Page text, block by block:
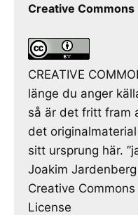
Creative Commons
CREATIVE
länge du anger
så är det fritt fram
det
sitt ursprung här.
Joakim
Creative
License